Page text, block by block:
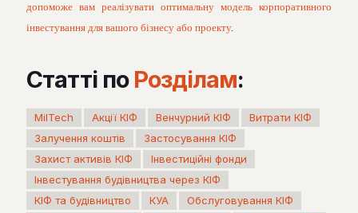
допоможе вам реалізувати оптимальну модель корпоративного
інвестування для вашого бізнесу або проекту.
Статті по Розділам:
MilTech Акції КІФ Венчурний КІФ
Витрати КІФ
Залучення коштів
Застосування КІФ
Захист активів КІФ
Інвестиційні фонди
Інвестування будівництва через КІФ
КІФ та будівництво
КУА
Обслуговування КІФ